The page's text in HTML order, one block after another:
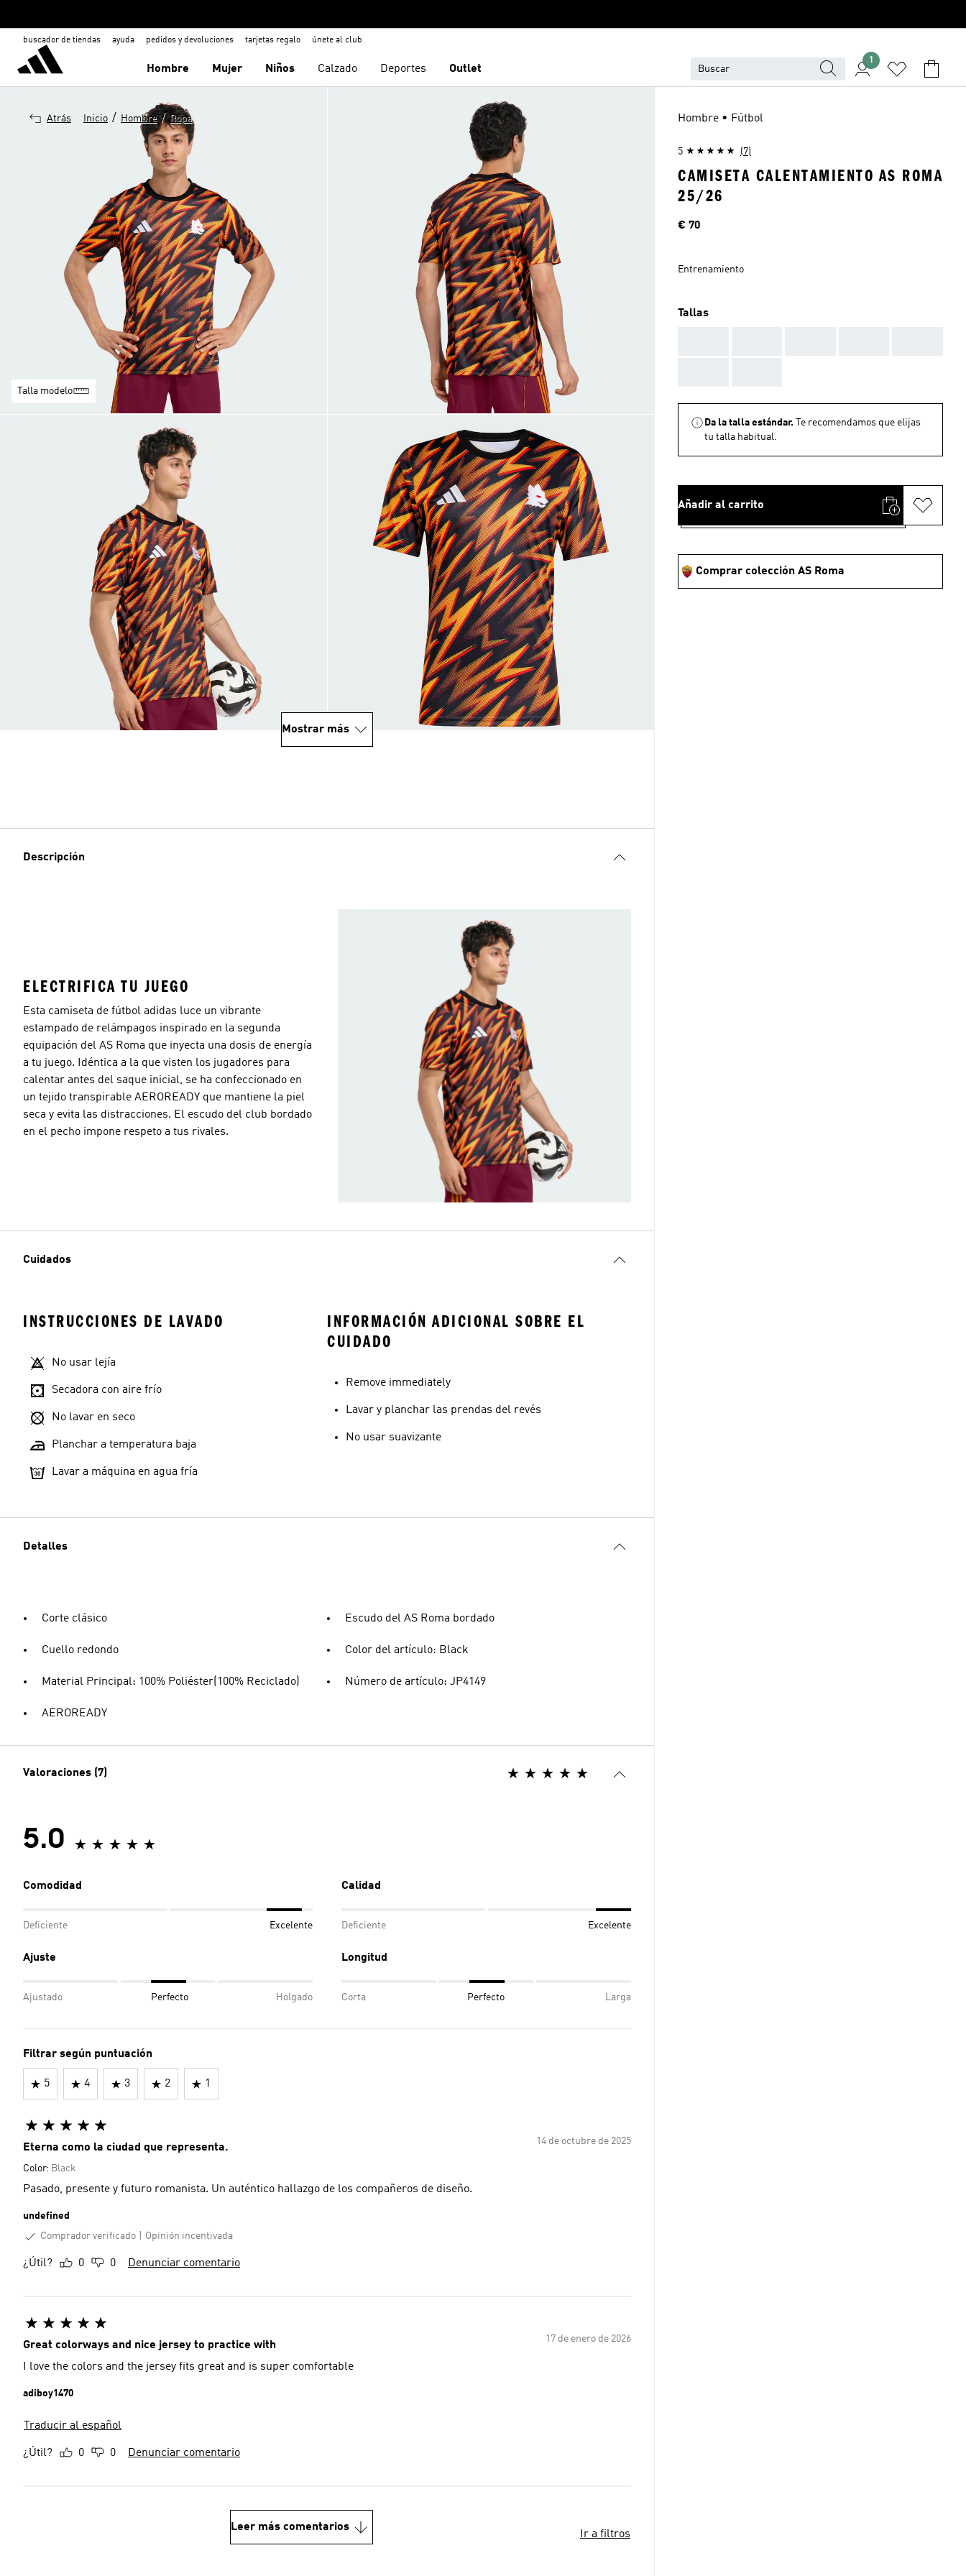
buscador de tiendas ayuda pedidos y devoluciones tarjetas regalo únete al club
Hombre Mujer Niños Calzado Deportes Outlet
1
Atrás Inicio / Hombre / Ropa
Talla modelo
Mostrar más
Descripción
ELECTRIFICA TU JUEGO
Esta camiseta de fútbol adidas luce un vibrante
estampado de relámpagos inspirado en la segunda
equipación del AS Roma que inyecta una dosis de energía
a tu juego. Idéntica a la que visten los jugadores para
calentar antes del saque inicial, se ha confeccionado en
un tejido transpirable AEROREADY que mantiene la piel
seca y evita las distracciones. El escudo del club bordado
en el pecho impone respeto a tus rivales.
Cuidados
INSTRUCCIONES DE LAVADO
No usar lejía
Secadora con aire frío
No lavar en seco
Planchar a temperatura baja
Lavar a máquina en agua fría
INFORMACIÓN ADICIONAL SOBRE EL
CUIDADO
Remove immediately
Lavar y planchar las prendas del revés
No usar suavizante
Detalles
Corte clásico
Cuello redondo
Material Principal: 100% Poliéster(100% Reciclado)
AEROREADY
Escudo del AS Roma bordado
Color del artículo: Black
Número de artículo: JP4149
Valoraciones (7)
5.0
Comodidad
Deficiente Excelente
Calidad
Deficiente Excelente
Ajuste
Ajustado Perfecto Holgado
Longitud
Corta Perfecto Larga
Filtrar según puntuación
5 4 3 2 1
14 de octubre de 2025
Eterna como la ciudad que representa.
Color: Black
Pasado, presente y futuro romanista. Un auténtico hallazgo de los compañeros de diseño.
undefined
Comprador verificado
Opinión incentivada
¿Útil? 0 0 Denunciar comentario
17 de enero de 2026
Great colorways and nice jersey to practice with
I love the colors and the jersey fits great and is super comfortable
adiboy1470
Traducir al español
¿Útil? 0 0 Denunciar comentario
Leer más comentarios
Ir a filtros
Hombre • Fútbol
5 (7)
CAMISETA CALENTAMIENTO AS ROMA
25/26
Precio
€ 70
Entrenamiento
Tallas
Da la talla estándar.
Te recomendamos que elijas
tu talla habitual.
Añadir al carrito
Comprar colección AS Roma